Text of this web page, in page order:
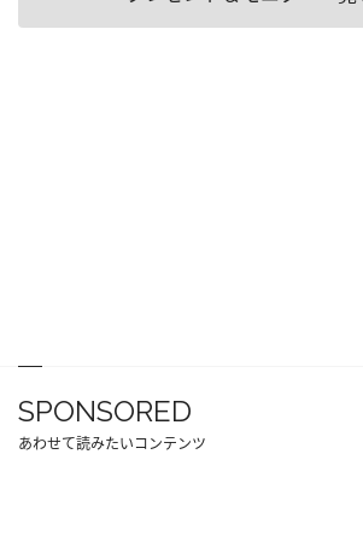
SPONSORED
あわせて読みたいコンテンツ